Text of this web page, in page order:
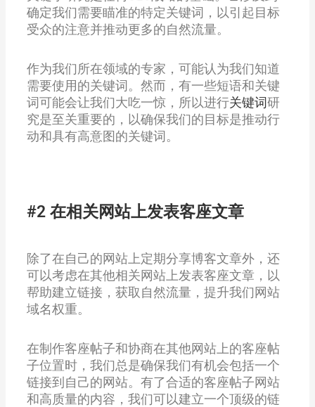
确定我们需要瞄准的特定关键词，以引起目标
受众的注意并推动更多的自然流量。
作为我们所在领域的专家，可能认为我们知道
需要使用的关键词。然而，有一些短语和关键
词可能会让我们大吃一惊，所以进行关键词研
究是至关重要的，以确保我们的目标是推动行
动和具有高意图的关键词。
#2 在相关网站上发表客座文章
除了在自己的网站上定期分享博客文章外，还
可以考虑在其他相关网站上发表客座文章，以
帮助建立链接，获取自然流量，提升我们网站
域名权重。
在制作客座帖子和协商在其他网站上的客座帖
子位置时，我们总是确保我们有机会包括一个
链接到自己的网站。有了合适的客座帖子网站
和高质量的内容，我们可以建立一个顶级的链